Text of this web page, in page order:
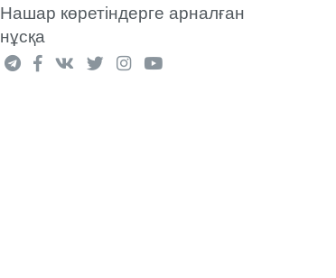
Нашар көретіндерге арналған
нұсқа